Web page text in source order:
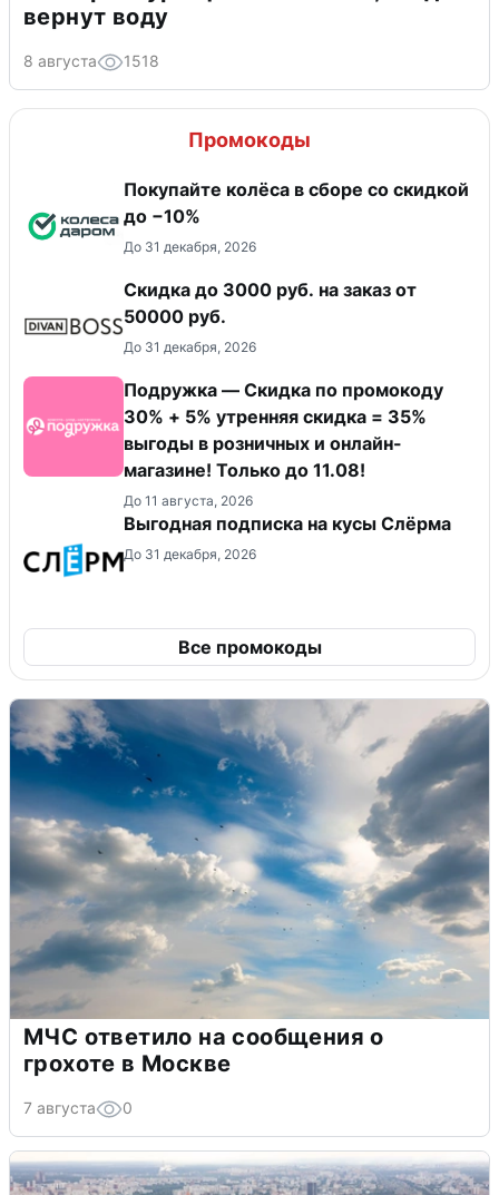
вернут воду
8 августа 1518
Промокоды
Покупайте колёса в сборе со скидкой
до −10%
До 31 декабря, 2026
Скидка до 3000 руб. на заказ от
50000 руб.
До 31 декабря, 2026
Подружка — Скидка по промокоду
30% + 5% утренняя скидка = 35%
выгоды в розничных и онлайн-
магазине! Только до 11.08!
До 11 августа, 2026
Выгодная подписка на кусы Слёрма
До 31 декабря, 2026
Все промокоды
МЧС ответило на сообщения о
грохоте в Москве
7 августа 0